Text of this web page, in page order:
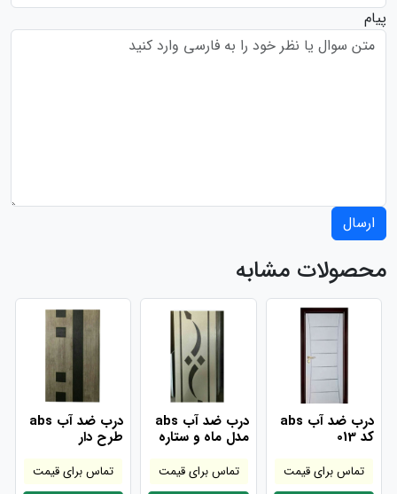
پیام
ارسال
محصولات مشابه
درب ضد آب abs
طرح دار
تماس برای قیمت
درب ضد آب abs
مدل ماه و ستاره
تماس برای قیمت
درب ضد آب abs
کد 013
تماس برای قیمت